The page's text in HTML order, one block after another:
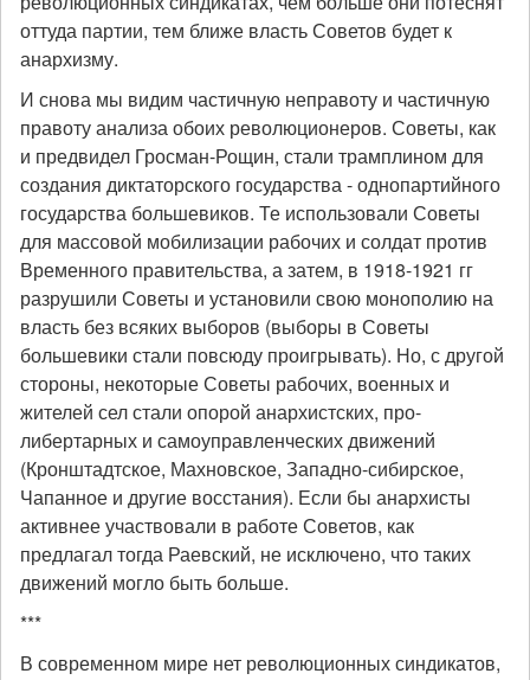
оттуда партии, тем ближе власть Советов будет к
анархизму.
И снова мы видим частичную неправоту и частичную
правоту анализа обоих революционеров. Советы, как
и предвидел Гросман-Рощин, стали трамплином для
создания диктаторского государства - однопартийного
государства большевиков. Те использовали Советы
для массовой мобилизации рабочих и солдат против
Временного правительства, а затем, в 1918-1921 гг
разрушили Советы и установили свою монополию на
власть без всяких выборов (выборы в Советы
большевики стали повсюду проигрывать). Но, с другой
стороны, некоторые Советы рабочих, военных и
жителей сел стали опорой анархистских, про-
либертарных и самоуправленческих движений
(Кронштадтское, Махновское, Западно-сибирское,
Чапанное и другие восстания). Если бы анархисты
активнее участвовали в работе Советов, как
предлагал тогда Раевский, не исключено, что таких
движений могло быть больше.
***
В современном мире нет революционных синдикатов,